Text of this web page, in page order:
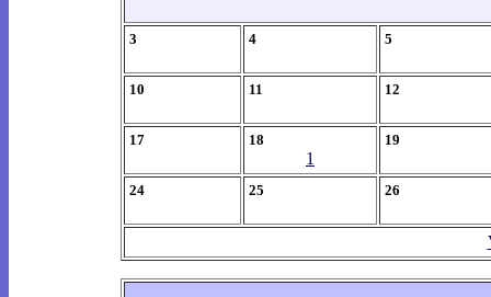
3 4 5
10 11 12
17 18
1
19
24 25 26